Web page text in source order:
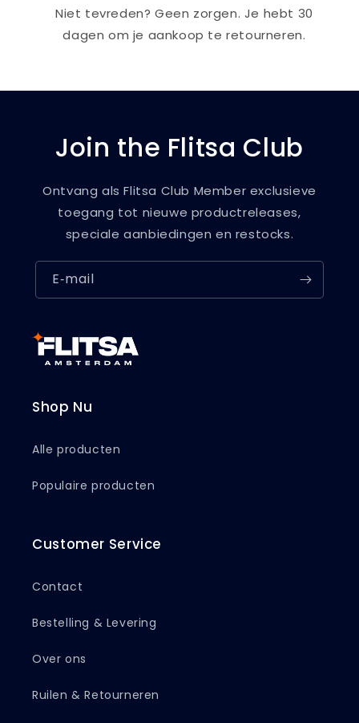
Niet tevreden? Geen zorgen. Je hebt 30
dagen om je aankoop te retourneren.
Join the Flitsa Club
Ontvang als Flitsa Club Member exclusieve
toegang tot nieuwe productreleases,
speciale aanbiedingen en restocks.
E‑mail
Shop Nu
Alle producten
Populaire producten
Customer Service
Contact
Bestelling & Levering
Over ons
Ruilen & Retourneren